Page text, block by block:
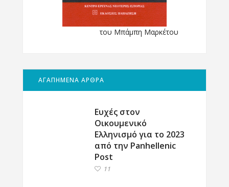
του Μπάμπη Μαρκέτου
ΑΓΑΠΗΜΕΝΑ ΑΡΘΡΑ
Ευχές στον
Οικουμενικό
Ελληνισμό για το 2023
από την Panhellenic
Post
11